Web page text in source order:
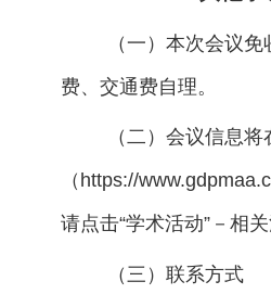
（一）本次会议
费、交通费自理。
（二）会议信息
（https://
请点击“学术活动”－相
（三）联系方式